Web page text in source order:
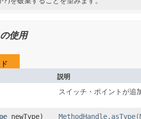
の使用
説明
スイッチ・ポイントが追
newType)